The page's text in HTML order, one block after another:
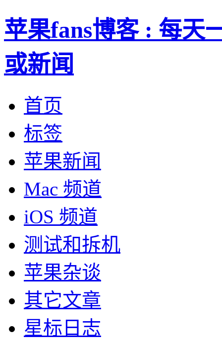
苹果fans博客 : 每天
或新闻
首页
标签
苹果新闻
Mac 频道
iOS 频道
测试和拆机
苹果杂谈
其它文章
星标日志